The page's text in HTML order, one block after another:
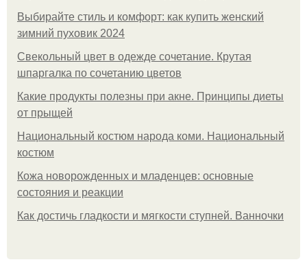
Выбирайте стиль и комфорт: как купить женский
зимний пуховик 2024
Свекольный цвет в одежде сочетание. Крутая
шпаргалка по сочетанию цветов
Какие продукты полезны при акне. Принципы диеты
от прыщей
Национальный костюм народа коми. Национальный
костюм
Кожа новорожденных и младенцев: основные
состояния и реакции
Как достичь гладкости и мягкости ступней. Ванночки